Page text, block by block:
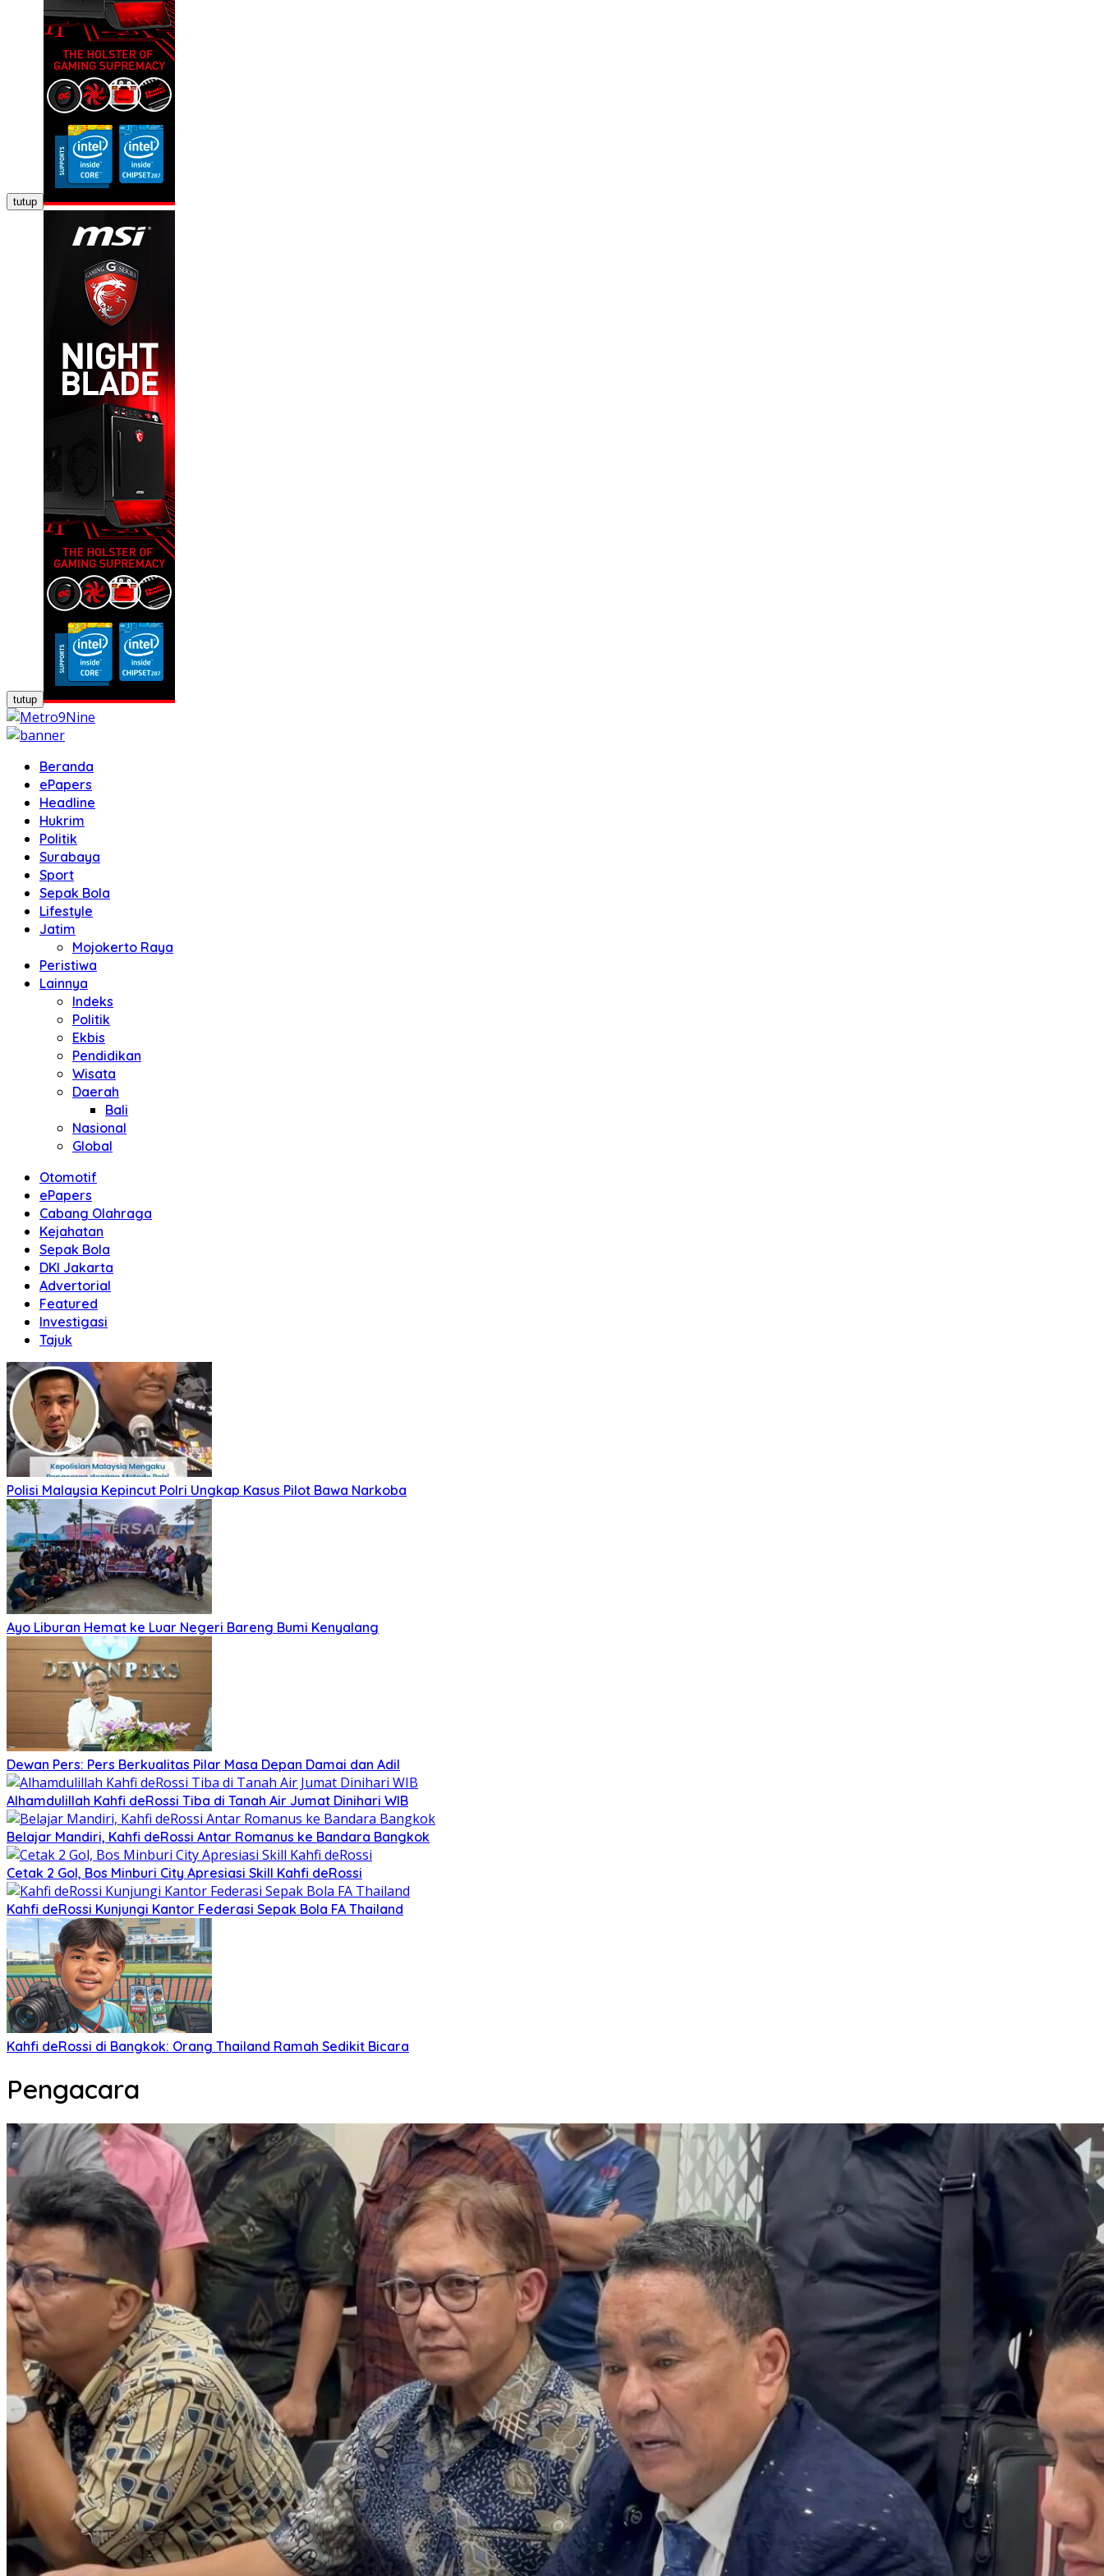
tutup
tutup
Beranda
ePapers
Headline
Hukrim
Politik
Surabaya
Sport
Sepak Bola
Lifestyle
Jatim
Mojokerto Raya
Peristiwa
Lainnya
Indeks
Politik
Ekbis
Pendidikan
Wisata
Daerah
Bali
Nasional
Global
Otomotif
ePapers
Cabang Olahraga
Kejahatan
Sepak Bola
DKI Jakarta
Advertorial
Featured
Investigasi
Tajuk
Polisi Malaysia Kepincut Polri Ungkap Kasus Pilot Bawa Narkoba
Ayo Liburan Hemat ke Luar Negeri Bareng Bumi Kenyalang
Dewan Pers: Pers Berkualitas Pilar Masa Depan Damai dan Adil
Alhamdulillah Kahfi deRossi Tiba di Tanah Air Jumat Dinihari WIB
Belajar Mandiri, Kahfi deRossi Antar Romanus ke Bandara Bangkok
Cetak 2 Gol, Bos Minburi City Apresiasi Skill Kahfi deRossi
Kahfi deRossi Kunjungi Kantor Federasi Sepak Bola FA Thailand
Kahfi deRossi di Bangkok: Orang Thailand Ramah Sedikit Bicara
Pengacara